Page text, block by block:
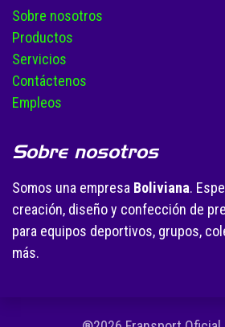
Sobre nosotros
Productos
Servicios
Contáctenos
Empleos
Sobre nosotros
Somos una empresa Boliviana.
creación, diseño y confección de
para equipos deportivos, grupos,
más.